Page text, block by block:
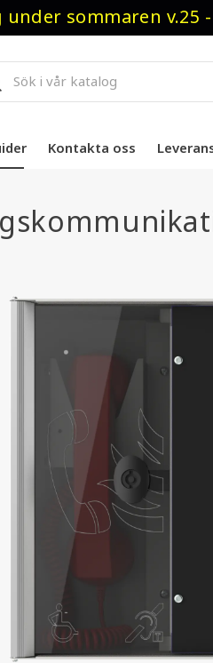
sommaren v.25
Kontakta oss